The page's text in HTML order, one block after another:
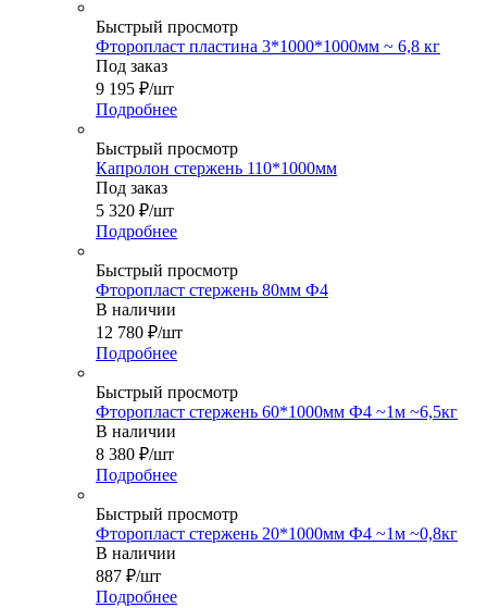
Быстрый просмотр
Фторопласт пластина 3*1000*1000мм ~ 6,8 кг
Под заказ
9 195 ₽/шт
Подробнее
Быстрый просмотр
Капролон стержень 110*1000мм
Под заказ
5 320 ₽/шт
Подробнее
Быстрый просмотр
Фторопласт стержень 80мм Ф4
В наличии
12 780 ₽/шт
Подробнее
Быстрый просмотр
Фторопласт стержень 60*1000мм Ф4 ~1м ~6,5кг
В наличии
8 380 ₽/шт
Подробнее
Быстрый просмотр
Фторопласт стержень 20*1000мм Ф4 ~1м ~0,8кг
В наличии
887 ₽/шт
Подробнее